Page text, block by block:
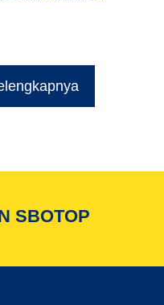
SBOTOP